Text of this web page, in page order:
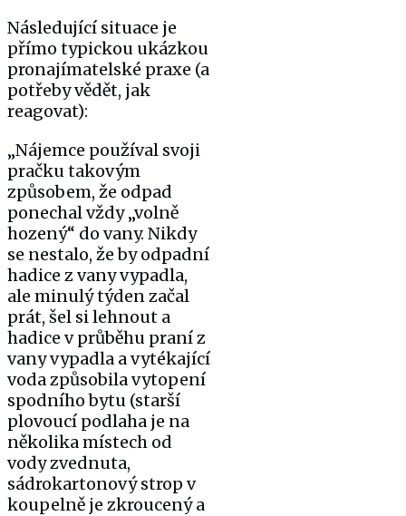
Následující situace je
přímo typickou ukázkou
pronajímatelské praxe (a
potřeby vědět, jak
reagovat):
„Nájemce používal svoji
pračku takovým
způsobem, že odpad
ponechal vždy „volně
hozený“ do vany. Nikdy
se nestalo, že by odpadní
hadice z vany vypadla,
ale minulý týden začal
prát, šel si lehnout a
hadice v průběhu praní z
vany vypadla a vytékající
voda způsobila vytopení
spodního bytu (starší
plovoucí podlaha je na
několika místech od
vody zvednuta,
sádrokartonový strop v
koupelně je zkroucený a